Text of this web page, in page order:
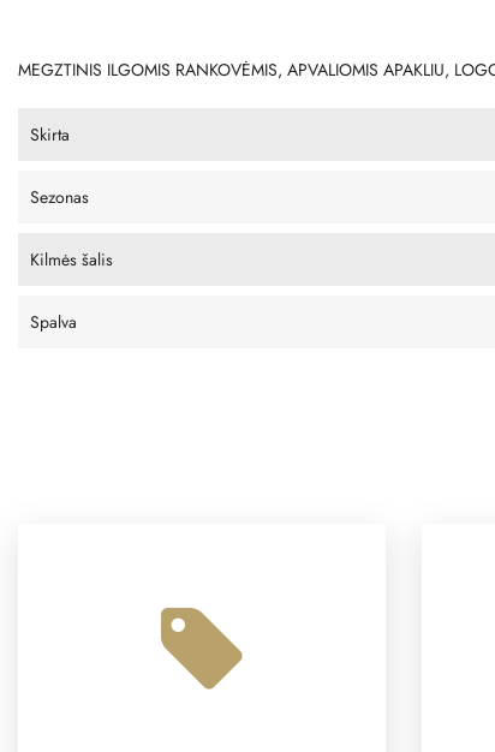
MEGZTINIS ILGOMIS RANKOVĖMIS, APVALIOMIS APAKLIU,
Skirta
Sezonas
Kilmės šalis
Spalva